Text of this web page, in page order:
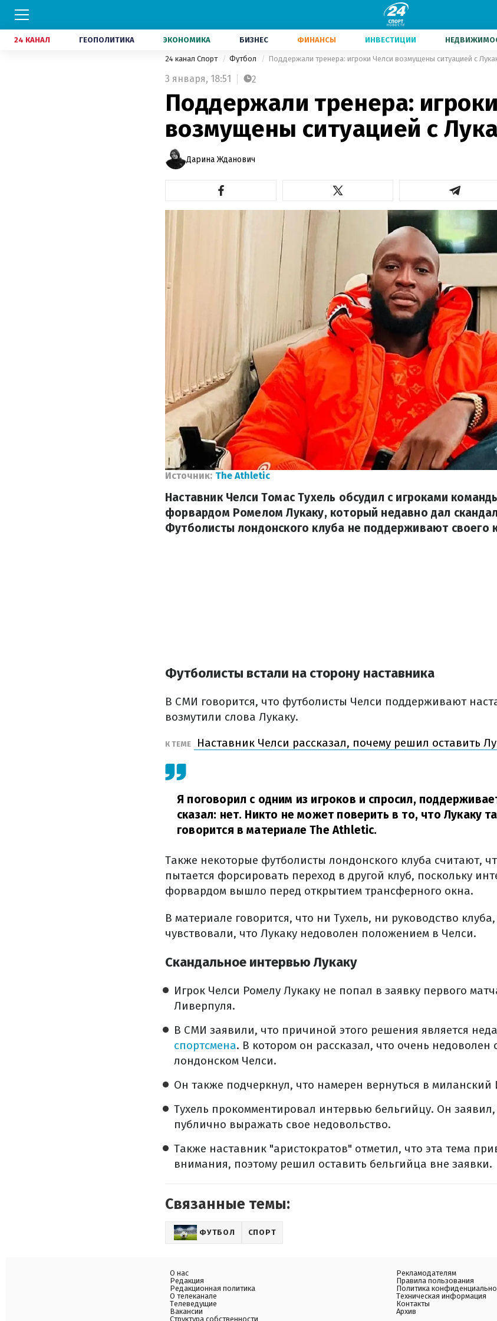
24 КАНАЛ ГЕОПОЛИТИКА ЭКОНОМИКА БИЗНЕС ФИНАНСЫ ИНВЕСТИЦИИ
24 канал Спорт Футбол Поддержали тренера: игроки Челси возмущены ситуацией с
3 января, 18:51 2
Поддержали тренера:
возмущены ситуацией с
Дарина Жданович
Источник: The Athletic
Наставник Челси Томас Тухель обсудил с игроками
форвардом Ромелом Лукаку, который недавно дал
Футболисты лондонского клуба не поддерживают своего
Футболисты встали на сторону наставника
В СМИ говорится, что футболисты Челси поддерживают
возмутили слова Лукаку.
К ТЕМЕ Наставник Челси рассказал, почему решил оставить
Я поговорил с одним из игроков и спросил,
сказал: нет. Никто не может поверить в то, что Лукаку
говорится в материале The Athletic.
Также некоторые футболисты лондонского клуба считают,
пытается форсировать переход в другой клуб, поскольку
форвардом вышло перед открытием трансферного окна.
В материале говорится, что ни Тухель, ни руководство
чувствовали, что Лукаку недоволен положением в Челси.
Скандальное интервью Лукаку
Игрок Челси Ромелу Лукаку не попал в заявку первого
Ливерпуля.
В СМИ заявили, что причиной этого решения является
спортсмена. В котором он рассказал, что очень
лондонском Челси.
Он также подчеркнул, что намерен вернуться в миланский
Тухель прокомментировал интервью бельгийцу. Он заявил,
публично выражать свое недовольство.
Также наставник "аристократов" отметил, что эта тема
внимания, поэтому решил оставить бельгийца вне заявки.
Связанные темы:
ФУТБОЛ СПОРТ
О нас
Редакция
Редакционная политика
О телеканале
Телеведущие
Вакансии
Структура собственности
Рекламодателям
Правила пользования
Политика
Техническая информация
Контакты
Архив